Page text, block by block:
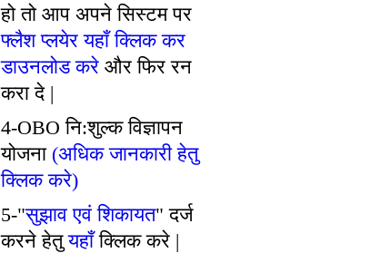
हो तो आप अपने सिस्टम पर
फ्लैश प्लयेर यहाँ क्लिक कर
डाउनलोड करे और फिर रन
करा दे |
4-OBO नि:शुल्क विज्ञापन
योजना (अधिक जानकारी हेतु
क्लिक करे)
5-"सुझाव एवं शिकायत" दर्ज
करने हेतुयहाँक्लिक करे |